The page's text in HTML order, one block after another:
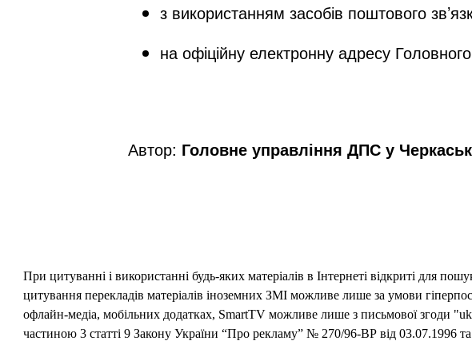
з використанням засобів поштового
на офіційну електронну адресу
Автор: Головне управління ДПС у
При цитуванні і використанні будь-яких матеріалів в Інтернеті відкриті для
цитування перекладів матеріалів іноземних ЗМІ можливе лише за умови
офлайн-медіа, мобільних додатках, SmartTV можливе лише з письмової згоди
частиною 3 статті 9 Закону України “Про рекламу” № 270/96-ВР від 03.07.1996